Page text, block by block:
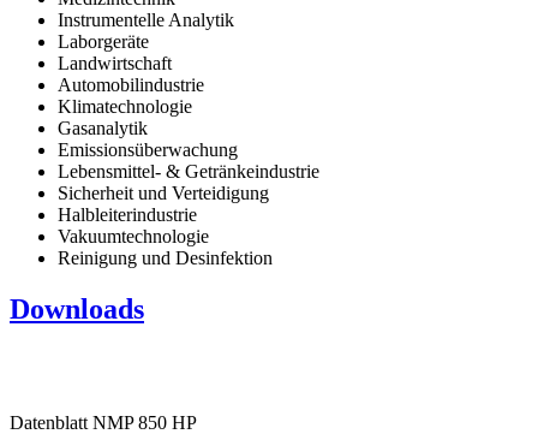
Instrumentelle Analytik
Laborgeräte
Landwirtschaft
Automobilindustrie
Klimatechnologie
Gasanalytik
Emissionsüberwachung
Lebensmittel- & Getränkeindustrie
Sicherheit und Verteidigung
Halbleiterindustrie
Vakuumtechnologie
Reinigung und Desinfektion
Downloads
Datenblatt NMP 850 HP